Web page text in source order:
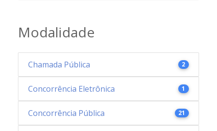
Modalidade
Chamada Pública 2
Concorrência Eletrônica 1
Concorrência Pública 21